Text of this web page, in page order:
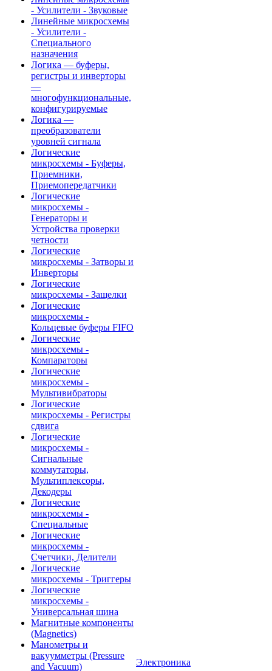
- Усилители - Звуковые
Линейные микросхемы
- Усилители -
Специального
назначения
Логика — буферы,
регистры и инверторы
—
многофункциональные,
конфигурируемые
Логика —
преобразователи
уровней сигнала
Логические
микросхемы - Буферы,
Приемники,
Приемопередатчики
Логические
микросхемы -
Генераторы и
Устройства проверки
четности
Логические
микросхемы - Затворы и
Инверторы
Логические
микросхемы - Защелки
Логические
микросхемы -
Кольцевые буферы FIFO
Логические
микросхемы -
Компараторы
Логические
микросхемы -
Мультивибраторы
Логические
микросхемы - Регистры
сдвига
Логические
микросхемы -
Сигнальные
коммутаторы,
Мультиплексоры,
Декодеры
Логические
микросхемы -
Специальные
Логические
микросхемы -
Счетчики, Делители
Логические
микросхемы - Триггеры
Логические
микросхемы -
Универсальная шина
Магнитные компоненты
(Magnetics)
Манометры и
вакуумметры (Pressure
and Vacuum)
Электроника